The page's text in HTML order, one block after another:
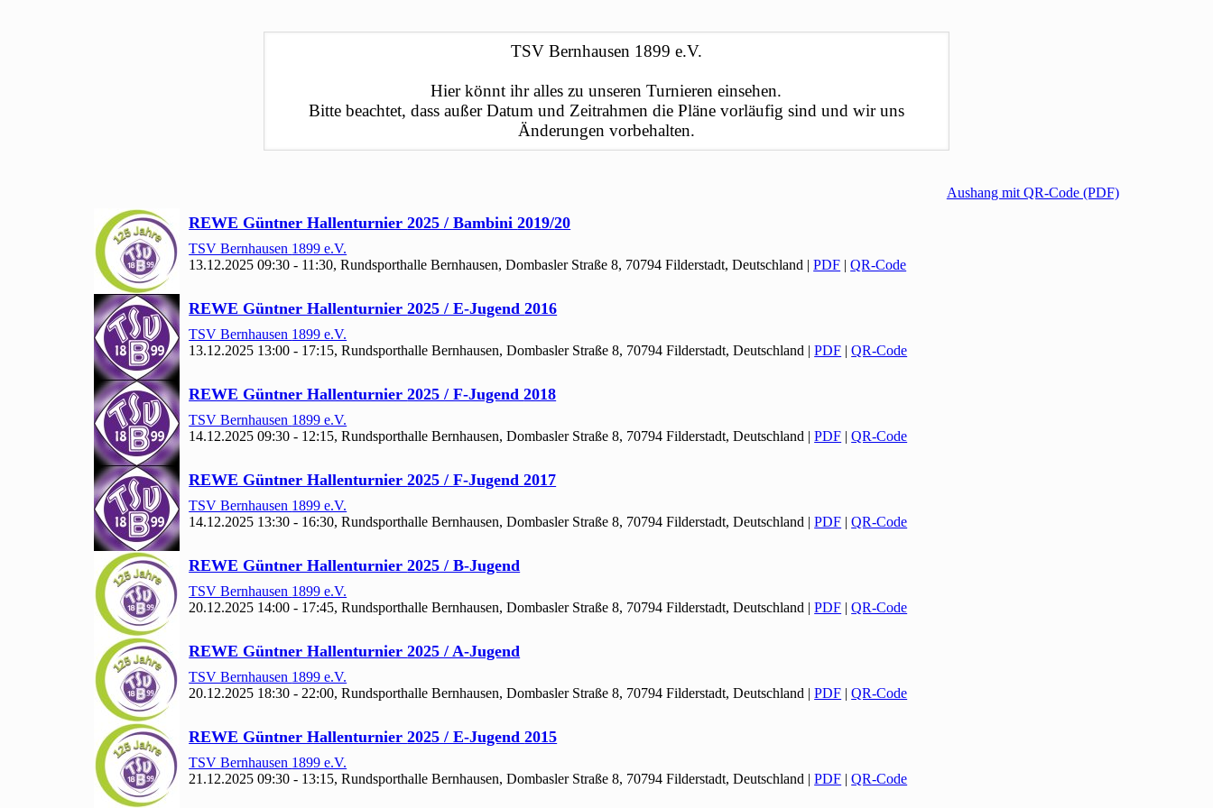
TSV Bernhausen 1899 e.V.
Hier könnt ihr alles zu unseren Turnieren einsehen.
Bitte beachtet, dass außer Datum und Zeitrahmen die Pläne vorläufig sind und wir uns
Änderungen vorbehalten.
Aushang mit QR-Code (PDF)
REWE Güntner Hallenturnier2025 / Bambini2019/20
TSV Bernhausen 1899 e.V.
13.12.2025 09:30 - 11:30, Rundsporthalle Bernhausen, Dombasler Straße 8, 70794 Filderstadt, Deutschland |PDF |QR-Code
REWE Güntner Hallenturnier2025 / E-Jugend2016
TSV Bernhausen 1899 e.V.
13.12.2025 13:00 - 17:15, Rundsporthalle Bernhausen, Dombasler Straße 8, 70794 Filderstadt, Deutschland |PDF |QR-Code
REWE Güntner Hallenturnier2025 / F-Jugend2018
TSV Bernhausen 1899 e.V.
14.12.2025 09:30 - 12:15, Rundsporthalle Bernhausen, Dombasler Straße 8, 70794 Filderstadt, Deutschland |PDF |QR-Code
REWE Güntner Hallenturnier2025 / F-Jugend2017
TSV Bernhausen 1899 e.V.
14.12.2025 13:30 - 16:30, Rundsporthalle Bernhausen, Dombasler Straße 8, 70794 Filderstadt, Deutschland |PDF |QR-Code
REWE Güntner Hallenturnier2025 / B-Jugend
TSV Bernhausen 1899 e.V.
20.12.2025 14:00 - 17:45, Rundsporthalle Bernhausen, Dombasler Straße 8, 70794 Filderstadt, Deutschland |PDF |QR-Code
REWE Güntner Hallenturnier2025 / A-Jugend
TSV Bernhausen 1899 e.V.
20.12.2025 18:30 - 22:00, Rundsporthalle Bernhausen, Dombasler Straße 8, 70794 Filderstadt, Deutschland |PDF |QR-Code
REWE Güntner Hallenturnier2025 / E-Jugend2015
TSV Bernhausen 1899 e.V.
21.12.2025 09:30 - 13:15, Rundsporthalle Bernhausen, Dombasler Straße 8, 70794 Filderstadt, Deutschland |PDF |QR-Code